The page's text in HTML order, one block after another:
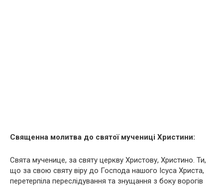
Священна молитва до святої мучениці Христини:
Свята мученице, за святу церкву Христову, Христино. Ти,
що за свою святу віру до Господа нашого Ісуса Христа,
перетерпіла переслідування та знущання з боку ворогів